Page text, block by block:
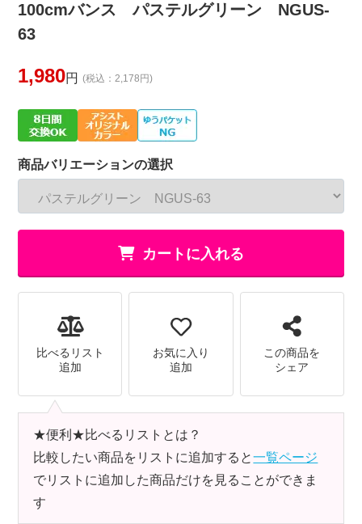
100cmバンス パステルグリーン NGUS-
63
1,980円 (税込：2,178円)
商品バリエーションの選択
カートに入れる
比べるリスト
追加
お気に入り
追加
この商品を
シェア
★便利★比べるリストとは？
比較したい商品をリストに追加すると一覧ページ
でリストに追加した商品だけを見ることができま
す